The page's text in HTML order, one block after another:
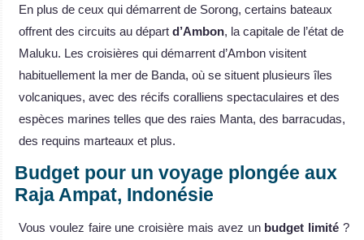
En plus de ceux qui démarrent de Sorong, certains bateaux
offrent des circuits au départ d’Ambon, la capitale de l’état de
Maluku. Les croisières qui démarrent d’Ambon visitent
habituellement la mer de Banda, où se situent plusieurs îles
volcaniques, avec des récifs coralliens spectaculaires et des
espèces marines telles que des raies Manta, des barracudas,
des requins marteaux et plus.
Budget pour un voyage plongée aux
Raja Ampat, Indonésie
Vous voulez faire une croisière mais avez un budget limité ?